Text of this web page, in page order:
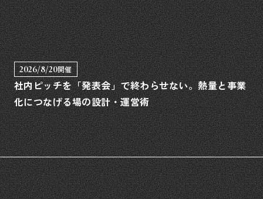
社内ピッチを「発表会」で終わらせない。熱量と事業
化につなげる場の設計・運営術
2026/8/20開催